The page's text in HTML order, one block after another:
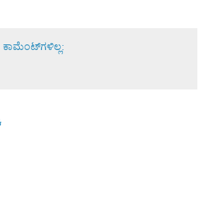
ಕಾಮೆಂಟ್‌ಗಳಿಲ್ಲ: